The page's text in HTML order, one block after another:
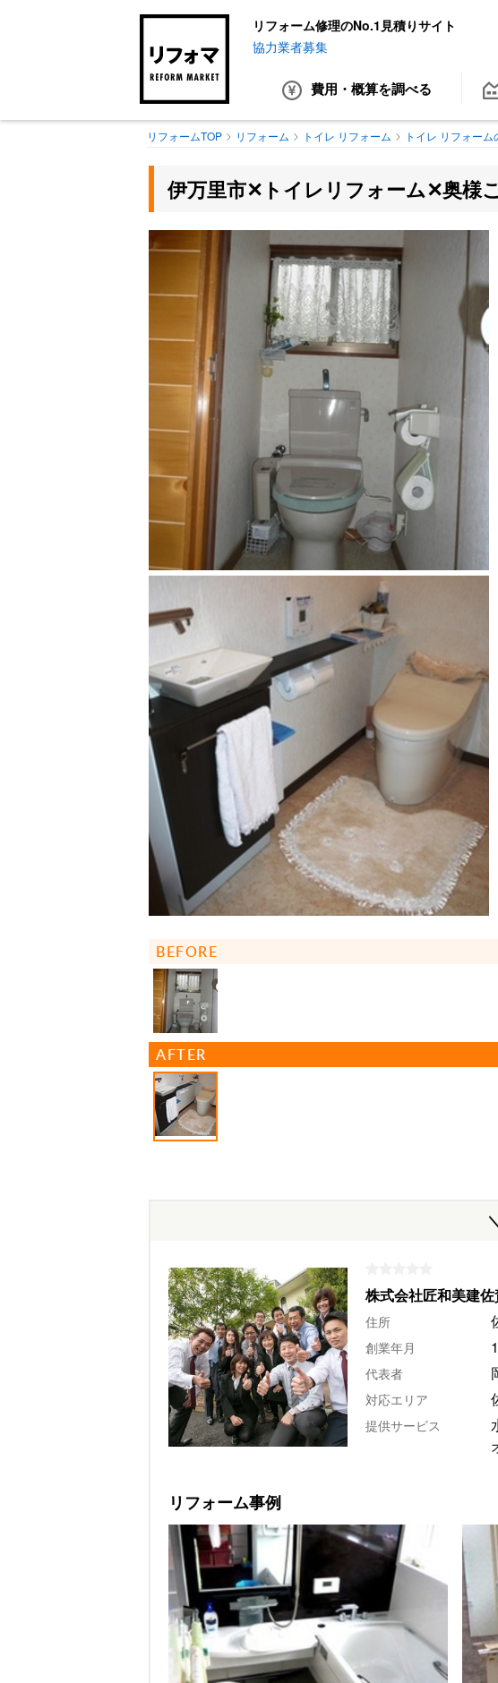
リフォーム修理のNo.1見積りサイト
協力業者募集
費用・概算を調べる
リフォームTOP リフォーム トイレ リフォーム トイレ リフォーム
伊万里市✕トイレリフォーム✕奥様
BEFORE
AFTER
株式会社匠和美建
住所
創業年月
代表者
対応エリア
提供サービス
リフォーム事例